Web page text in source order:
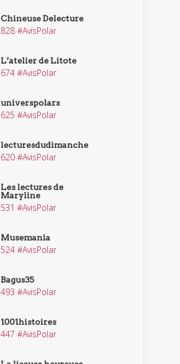
Chineuse Delecture
828 #AvisPolar
L’atelier de Litote
674 #AvisPolar
universpolars
625 #AvisPolar
lecturesdudimanche
620 #AvisPolar
Les lectures de
Maryline
531 #AvisPolar
Musemania
524 #AvisPolar
Bagus35
493 #AvisPolar
1001histoires
447 #AvisPolar